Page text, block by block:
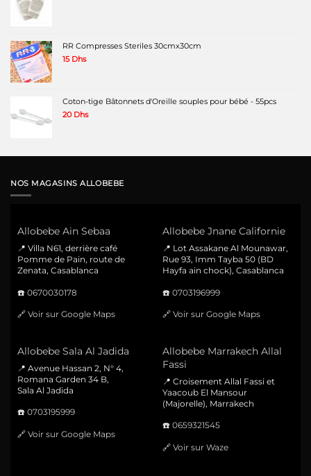
RR Compresses Steriles 30cmx30cm
15 Dhs
Coton-tige Bâtonnets d'Oreille souples pour bébé - 55pcs
20 Dhs
NOS MAGASINS ALLOBEBE
Allobebe Ain Sebaa
📍 Villa N61, derrière café
Pomme de Pain, route de
Zenata, Casablanca
☎️ 0670030178
🔗 Voir sur Google Maps
Allobebe Jnane Californie
📍 Lot Assakane Al Mounawar,
Rue 93, Imm Tayba 50 (BD
Hayfa ain chock), Casablanca
☎️ 0703196999
🔗 Voir sur Google Maps
Allobebe Sala Al Jadida
📍 Avenue Hassan 2, N° 4,
Romana Garden 34 B,
Sala Al Jadida
☎️ 0703195999
🔗 Voir sur Google Maps
Allobebe Marrakech Allal
Fassi
📍 Croisement Allal Fassi et
Yaacoub El Mansour
(Majorelle), Marrakech
☎️ 0659321545
🔗 Voir sur Waze